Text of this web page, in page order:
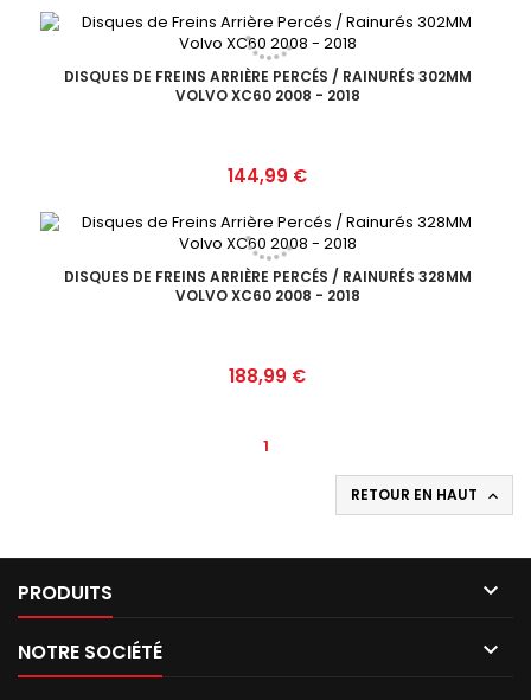
DISQUES DE FREINS ARRIÈRE PERCÉS / RAINURÉS 302MM
VOLVO XC60 2008 - 2018
Prix
144,99 €
DISQUES DE FREINS ARRIÈRE PERCÉS / RAINURÉS 328MM
VOLVO XC60 2008 - 2018
Prix
188,99 €
1
RETOUR EN HAUT 
PRODUITS 
NOTRE SOCIÉTÉ 